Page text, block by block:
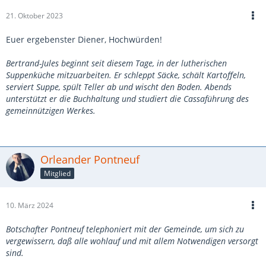
21. Oktober 2023
Euer ergebenster Diener, Hochwürden!
Bertrand-Jules beginnt seit diesem Tage, in der lutherischen
Suppenküche mitzuarbeiten. Er schleppt Säcke, schält Kartoffeln,
serviert Suppe, spült Teller ab und wischt den Boden. Abends
unterstützt er die Buchhaltung und studiert die Cassaführung des
gemeinnützigen Werkes.
Orleander Pontneuf
Mitglied
10. März 2024
Botschafter Pontneuf telephoniert mit der Gemeinde, um sich zu
vergewissern, daß alle wohlauf und mit allem Notwendigen versorgt
sind.